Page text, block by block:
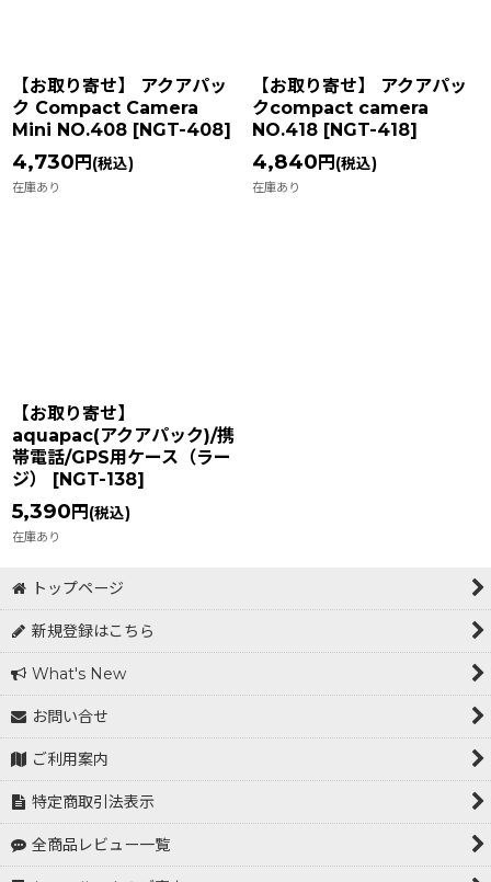
【お取り寄せ】 アクアパッ
ク Compact Camera
Mini NO.408 [NGT-408]
4,730 円 (税込)
在庫あり
【お取り寄せ】 アクアパッ
クcompact camera
NO.418 [NGT-418]
4,840 円 (税込)
在庫あり
【お取り寄せ】
aquapac(アクアパック)/携
帯電話/GPS用ケース（ラー
ジ）
[NGT-138]
5,390 円 (税込)
在庫あり
トップページ
新規登録はこちら
What's New
お問い合せ
ご利用案内
特定商取引法表示
全商品レビュー一覧